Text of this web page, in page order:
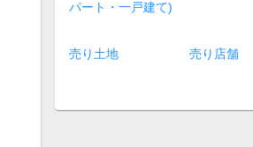
パート・一戸建て)
売り土地 売り店舗